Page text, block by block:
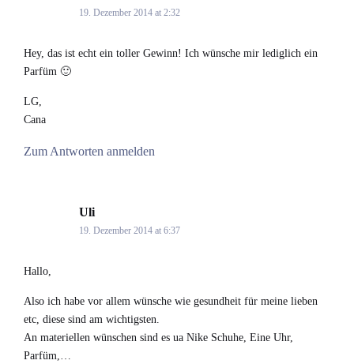
19. Dezember 2014 at 2:32
Hey, das ist echt ein toller Gewinn! Ich wünsche mir lediglich ein
Parfüm 🙂
LG,
Cana
Zum Antworten anmelden
Ulisays:
19. Dezember 2014 at 6:37
Hallo,
Also ich habe vor allem wünsche wie gesundheit für meine lieben
etc, diese sind am wichtigsten.
An materiellen wünschen sind es ua Nike Schuhe, Eine Uhr,
Parfüm,…